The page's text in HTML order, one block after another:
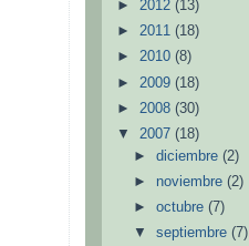
► 2012 (13)
► 2011 (18)
► 2010 (8)
► 2009 (18)
► 2008 (30)
▼ 2007 (18)
►diciembre(2)
► noviembre(2)
►octubre(7)
▼septiembre(7)